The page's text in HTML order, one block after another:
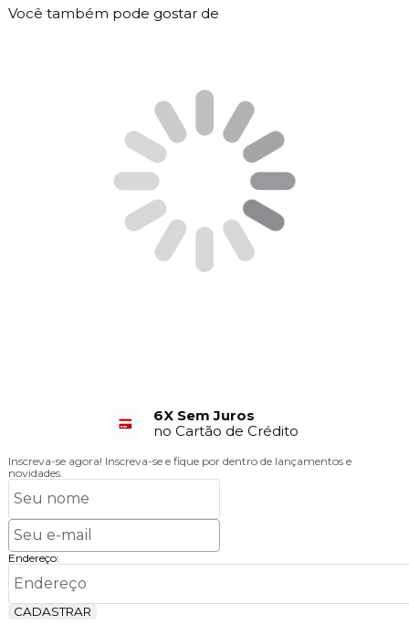
Você também pode gostar de
6X Sem Juros
no Cartão de Crédito
Inscreva-se agora! Inscreva-se e fique por dentro de lançamentos e
novidades.
Endereço:
CADASTRAR